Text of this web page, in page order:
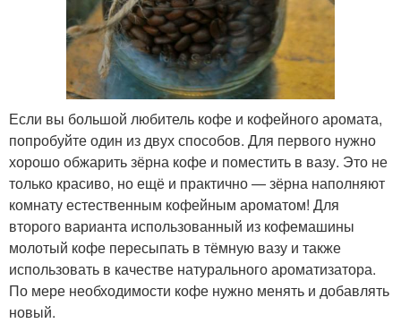
Если вы большой любитель кофе и кофейного аромата,
попробуйте один из двух способов. Для первого нужно
хорошо обжарить зёрна кофе и поместить в вазу. Это не
только красиво, но ещё и практично — зёрна наполняют
комнату естественным кофейным ароматом! Для
второго варианта использованный из кофемашины
молотый кофе пересыпать в тёмную вазу и также
использовать в качестве натурального ароматизатора.
По мере необходимости кофе нужно менять и добавлять
новый.